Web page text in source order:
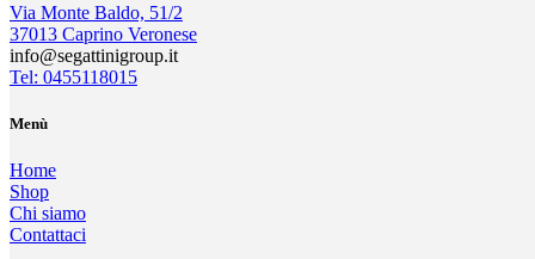
Via Monte Baldo, 51/2
37013 Caprino Veronese
info@segattinigroup.it
Tel: 0455118015
Menù
Home
Shop
Chi siamo
Contattaci